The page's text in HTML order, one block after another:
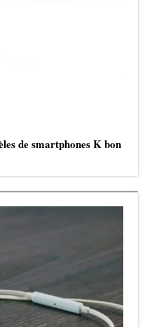
de smartphones K bon